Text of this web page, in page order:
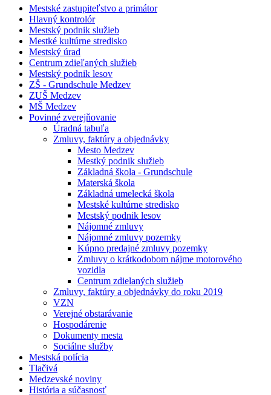
Mestské zastupiteľstvo a primátor
Hlavný kontrolór
Mestský podnik služieb
Mestké kultúrne stredisko
Mestský úrad
Centrum zdieľaných služieb
Mestský podnik lesov
ZŠ - Grundschule Medzev
ZUŠ Medzev
MŠ Medzev
Povinné zverejňovanie
Úradná tabuľa
Zmluvy, faktúry a objednávky
Mesto Medzev
Mestký podnik služieb
Základná škola - Grundschule
Materská škola
Základná umelecká škola
Mestské kultúrne stredisko
Mestský podnik lesov
Nájomné zmluvy
Nájomné zmluvy pozemky
Kúpno predajné zmluvy pozemky
Zmluvy o krátkodobom nájme motorového
vozidla
Centrum zdielaných služieb
Zmluvy, faktúry a objednávky do roku 2019
VZN
Verejné obstarávanie
Hospodárenie
Dokumenty mesta
Sociálne služby
Mestská polícia
Tlačivá
Medzevské noviny
História a súčasnosť